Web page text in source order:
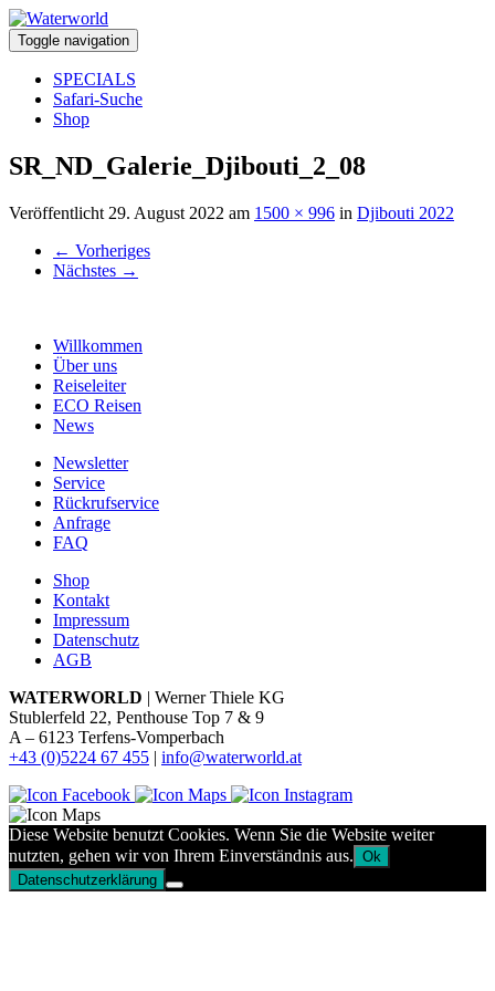
Toggle navigation
SPECIALS
Safari-Suche
Shop
SR_ND_Galerie_Djibouti_2_08
Veröffentlicht 29. August 2022 am 1500 × 996 in Djibouti 2022
← Vorheriges
Nächstes →
Willkommen
Über uns
Reiseleiter
ECO Reisen
News
Newsletter
Service
Rückrufservice
Anfrage
FAQ
Shop
Kontakt
Impressum
Datenschutz
AGB
WATERWORLD | Werner Thiele KG
Stublerfeld 22, Penthouse Top 7 & 9
A – 6123 Terfens-Vomperbach
+43 (0)5224 67 455 | info@waterworld.at
Diese Website benutzt Cookies. Wenn Sie die Website weiter
nutzten, gehen wir von Ihrem Einverständnis aus. Ok
Datenschutzerklärung